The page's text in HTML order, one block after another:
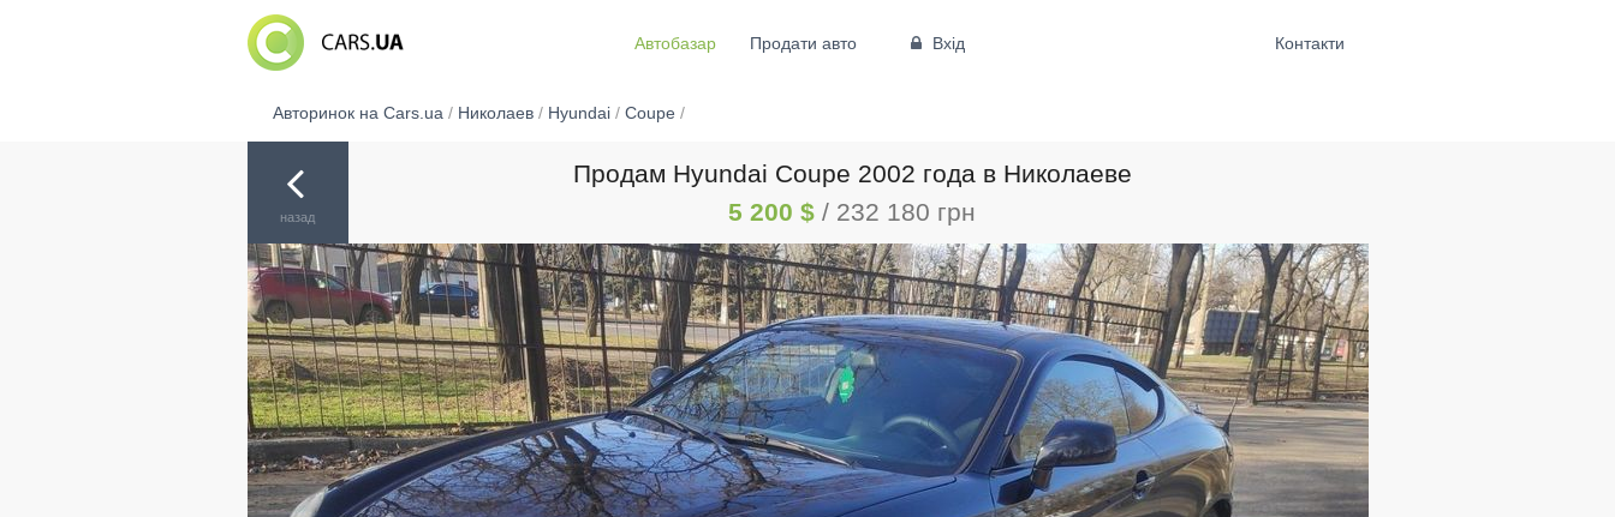
Автобазар Продати авто Вхід Контакти
Авторинок на Cars.ua / Николаев/ Hyundai/ Coupe /
назад
Продам Hyundai Coupe 2002 года в Николаеве
5 200 $ / 232 180 грн